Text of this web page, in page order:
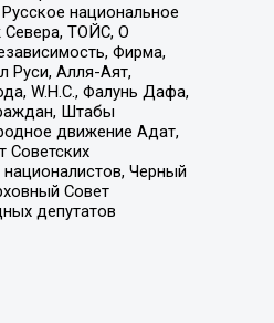
национальное
Севера, ТОЙС, О
Фирма,
Руси, Алля-Аят,
W.H.С., Фалунь Дафа,
Штабы
движение Адат,
Советских
Черный
Совет
депутатов